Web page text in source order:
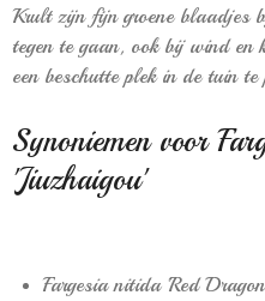
Krult zijn fijn groene blaadjes
tegen te gaan, ook bij wind en
een beschutte plek in de tuin te
Synoniemen voor
'Jiuzhaigou'
Fargesia nitida 'Red Dragon'